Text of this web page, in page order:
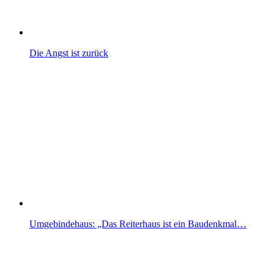
Die Angst ist zurück
Umgebindehaus: „Das Reiterhaus ist ein Baudenkmal…